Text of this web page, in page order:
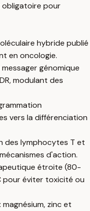
obligatoire pour
hybride publié
en oncologie.
génomique
modulant des
vers la différenciation
des lymphocytes T et
d'action.
étroite (80-
pour éviter toxicité ou
zinc et